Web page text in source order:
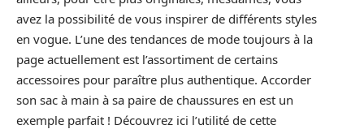
avez la possibilité de vous inspirer de différents styles
en vogue. L’une des tendances de mode toujours à la
page actuellement est l’assortiment de certains
accessoires pour paraître plus authentique. Accorder
son sac à main à sa paire de chaussures en est un
exemple parfait ! Découvrez ici l’utilité de cette